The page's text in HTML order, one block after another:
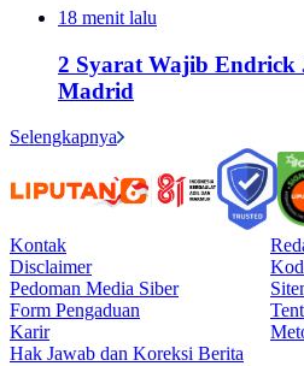
18 menit lalu
2 Syarat Wajib Endrick
Madrid
Selengkapnya
Kontak
Disclaimer
Pedoman Media Siber
Form Pengaduan
Karir
Hak Jawab dan Koreksi Berita